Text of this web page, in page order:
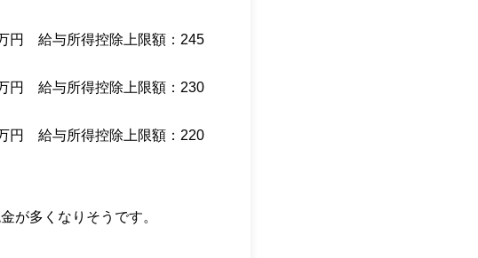
給与所得控除上限額：245
円 給与所得控除上限額：230
円 給与所得控除上限額：220
が多くなりそうです。